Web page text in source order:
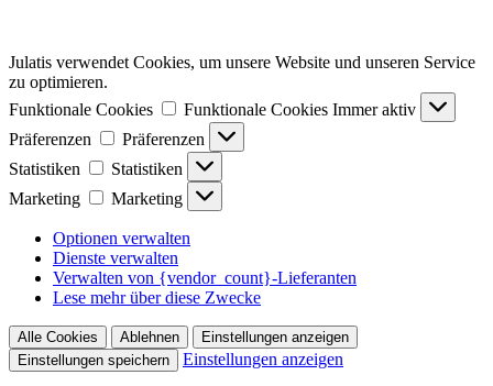
Julatis verwendet Cookies, um unsere Website und unseren Service
zu optimieren.
Funktionale Cookies
Funktionale Cookies Immer aktiv
Präferenzen
Präferenzen
Statistiken
Statistiken
Marketing
Marketing
Optionen verwalten
Dienste verwalten
Verwalten von {vendor_count}-Lieferanten
Lese mehr über diese Zwecke
Alle Cookies Ablehnen
Einstellungen anzeigen
Einstellungen speichern
Einstellungen anzeigen